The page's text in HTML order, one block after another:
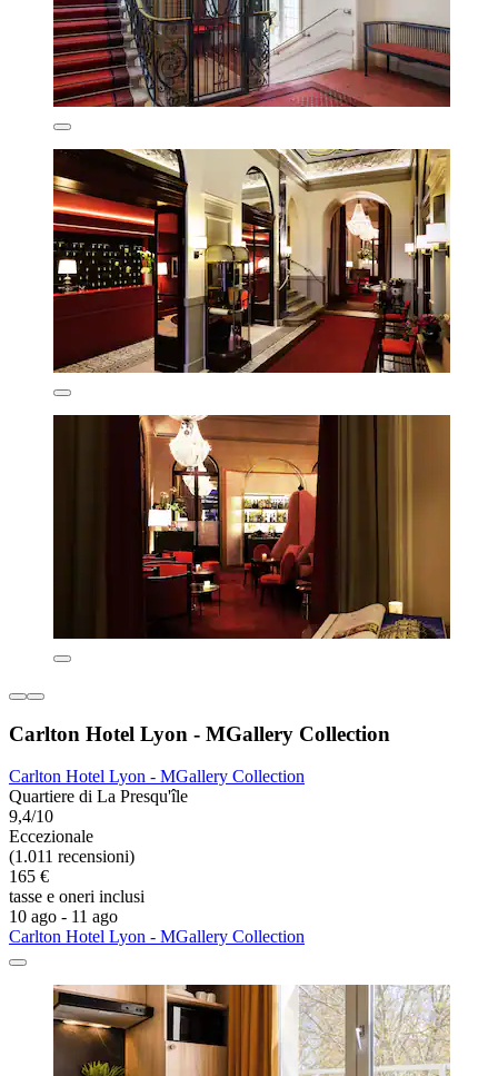
Carlton Hotel Lyon - MGallery Collection
Carlton Hotel Lyon - MGallery Collection
Quartiere di La Presqu'île
9,4/10
Eccezionale
(1.011 recensioni)
165 €
tasse e oneri inclusi
10 ago - 11 ago
Carlton Hotel Lyon - MGallery Collection